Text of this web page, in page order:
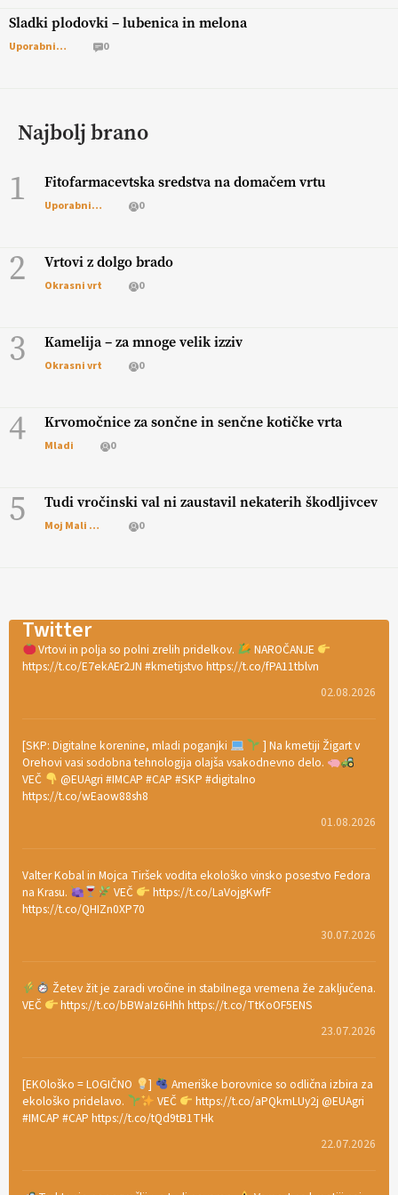
Sladki plodovki – lubenica in melona
Uporabni vrt 0
Najbolj brano
1 Fitofarmacevtska sredstva na domačem vrtu
Uporabni vrt 0
2 Vrtovi z dolgo brado
Okrasni vrt 0
3 Kamelija – za mnoge velik izziv
Okrasni vrt 0
4 Krvomočnice za sončne in senčne kotičke vrta
Mladi 0
5 Tudi vročinski val ni zaustavil nekaterih škodljivcev
Moj Mali Svet 0
Twitter
Vrtovi in polja so polni zrelih pridelkov.
NAROČANJE
https://t.co/E7ekAEr2JN #kmetijstvo https://t.co/fPA11tblvn
02.08.2026
[SKP: Digitalne korenine, mladi poganjki
] Na kmetiji Žigart v
Orehovi vasi sodobna tehnologija olajša vsakodnevno delo.
VEČ
@EUAgri #IMCAP #CAP #SKP #digitalno
https://t.co/wEaow88sh8
01.08.2026
Valter Kobal in Mojca Tiršek vodita ekološko vinsko posestvo Fedora
na Krasu.
VEČ
https://t.co/LaVojgKwfF
https://t.co/QHIZn0XP70
30.07.2026
Žetev žit je zaradi vročine in stabilnega vremena že zaključena.
VEČ
https://t.co/bBWaIz6Hhh https://t.co/TtKoOF5ENS
23.07.2026
[EKOloško = LOGIČNO ]
Ameriške borovnice so odlična izbira za
ekološko pridelavo.
VEČ
https://t.co/aPQkmLUy2j @EUAgri
#IMCAP #CAP https://t.co/tQd9tB1THk
22.07.2026